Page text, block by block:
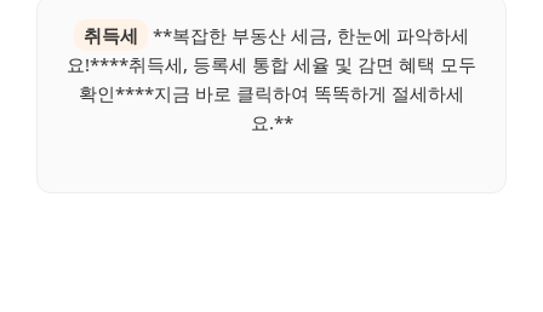
취득세
**복잡한 부동산 세금, 한눈에 파악하세
요!****취득세, 등록세 통합 세율 및 감면 혜택 모두
확인****지금 바로 클릭하여 똑똑하게 절세하세
요.**